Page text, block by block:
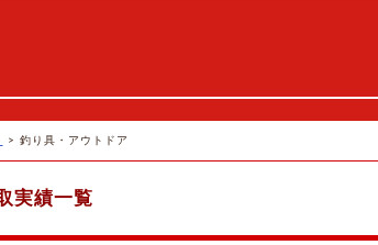
> 釣り具・アウトドア
実績一覧